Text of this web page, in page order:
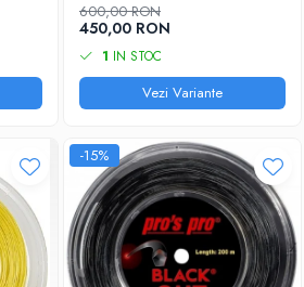
600,00 RON
450,00 RON
1 IN STOC
Vezi Variante
-15%